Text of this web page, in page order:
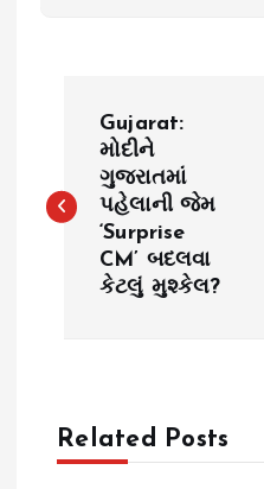
s
v
Gujarat:
મોદીને
ગુજરાતમાં
પહેલાની જેમ
‘Surprise
CM’ બદલવા
કેટલું મુશ્કેલ?
Related Posts